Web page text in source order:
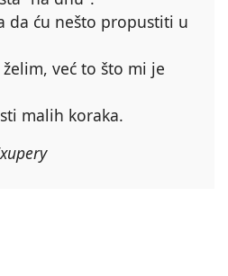
da ću nešto propustiti u
već to što mi je
malih koraka.